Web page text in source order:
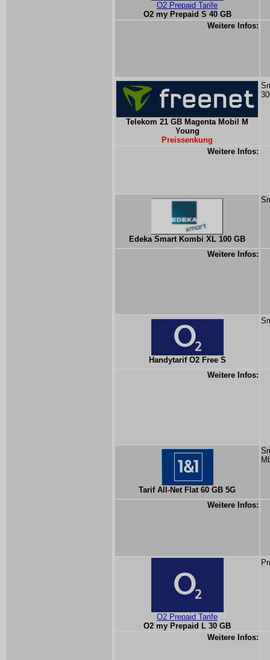
O2 Prepaid Tarife
O2 my Prepaid S 40 GB
Weitere Infos:
Telekom 21 GB Magenta Mobil M
Young
Preissenkung
Weitere Infos:
Edeka Smart Kombi XL 100 GB
Weitere Infos:
Handytarif O2 Free S
Weitere Infos:
Tarif All-Net Flat 60 GB 5G
Weitere Infos:
O2 Prepaid Tarife
O2 my Prepaid L 30 GB
Weitere Infos: